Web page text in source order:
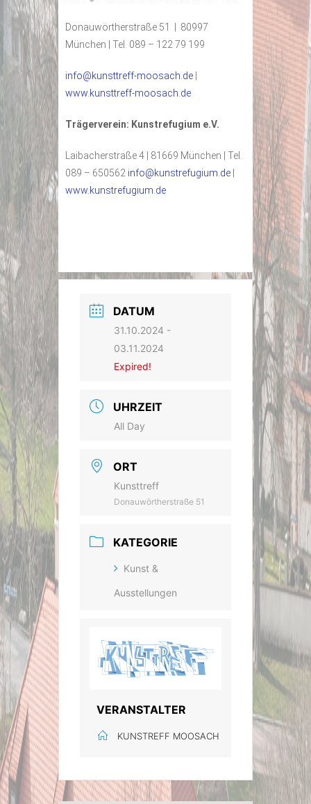
Donauwörtherstraße 51 | 80997
München | Tel. 089 – 122 79 199
info@kunsttreff-moosach.de
www.kunsttreff-moosach.de
Trägerverein: Kunstrefugium e.V.
Laibacherstraße 4 | 81669 München | Tel.
089 – 650562 info@kunstrefugium.de
www.kunstrefugium.de
DATUM
31.10.2024 -
03.11.2024
Expired!
UHRZEIT
All Day
ORT
Kunsttreff
Donauwörtherstraße 51
KATEGORIE
Kunst &
Ausstellungen
VERANSTALTER
KUNSTREFF MOOSACH